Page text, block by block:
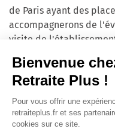
de Paris ayant des
accompagnerons de
visite de
Ce service est
pour les familles.